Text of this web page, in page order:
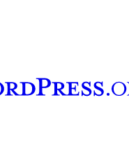
Tumblra